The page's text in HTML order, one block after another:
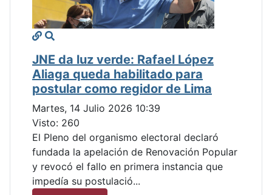
JNE da luz verde: Rafael López
Aliaga queda habilitado para
postular como regidor de Lima
Martes, 14 Julio 2026 10:39
Visto: 260
El Pleno del organismo electoral declaró
fundada la apelación de Renovación Popular
y revocó el fallo en primera instancia que
impedía su postulació...